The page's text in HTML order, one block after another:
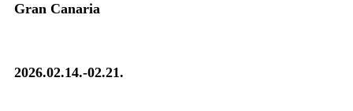
Gran Canaria
2026.02.14.-02.21.